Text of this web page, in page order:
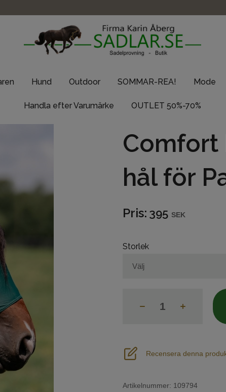
Hund Outdoor SOMMAR-REA! Mode
Handla efter Varumärke OUTLET 50%-70%
Comfort
hål för
Pris: 395 SEK
Storlek
Recensera denna
Artikelnummer: 109794